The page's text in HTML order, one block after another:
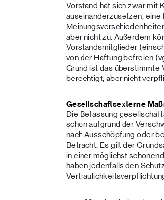
Vorstand hat sich zwar mit
auseinanderzusetzen, eine
aber nicht zu. Außerdem
Vorstandsmitglieder
von der Haftung befreien
Grund ist das überstimmte
berechtigt, aber nicht
Gesellschaftsexterne
Die Befassung
schon aufgrund der
nach Ausschöpfung oder
Betracht. Es gilt der
in einer möglichst
haben jedenfalls den